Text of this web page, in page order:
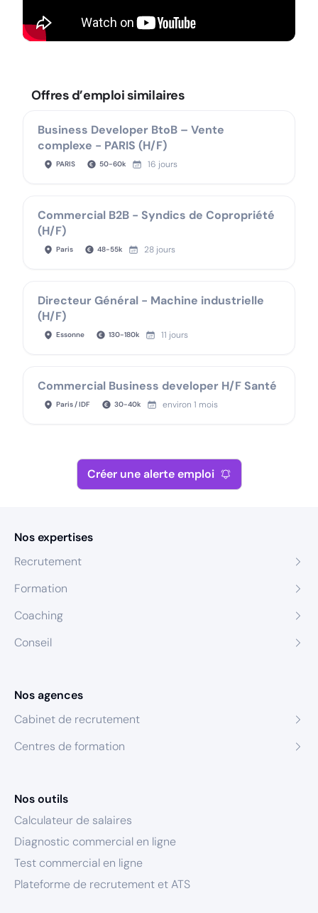
Offres d’emploi similaires
Business Developer BtoB – Vente
complexe - PARIS (H/F)
PARIS 50-60k 16 jours
Commercial B2B - Syndics de Copropriété
(H/F)
Paris 48-55k 28 jours
Directeur Général - Machine industrielle
(H/F)
Essonne 130-180k 11 jours
Commercial Business developer H/F Santé
Paris / IDF 30-40k environ 1 mois
Créer une alerte emploi
Nos expertises
Recrutement
Formation
Coaching
Conseil
Nos agences
Cabinet de recrutement
Centres de formation
Nos outils
Calculateur de salaires
Diagnostic commercial en ligne
Test commercial en ligne
Plateforme de recrutement et ATS